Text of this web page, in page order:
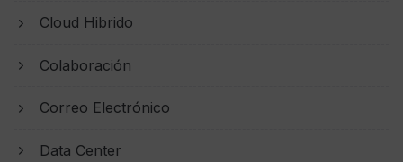
Cloud Hibrido
Colaboración
Correo Electrónico
Data Center